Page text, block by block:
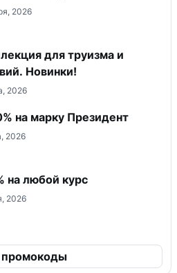
2026
для труизма и
Новинки!
2026
на марку Президент
2026
на любой курс
2026
промокоды